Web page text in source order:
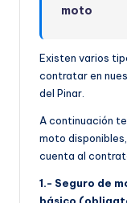
moto
Existen varios
contratar en
del Pinar.
A continuación
moto
cuenta al
1.- Seguro de